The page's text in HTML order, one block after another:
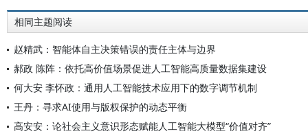
相同主题阅读
赵精武：智能体自主决策错误的责任主体与边界
郝政 陈阵：依托高价值场景促进人工智能高质量数据集建设
何大安 李怀政：通用人工智能技术应用下的数字调节机制
王丹：寻求AI使用与版权保护的动态平衡
高安安：论社会主义意识形态赋能人工智能大模型“价值对齐”